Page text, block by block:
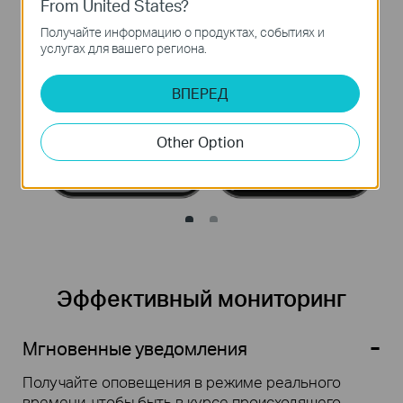
Эффективный мониторинг
Мгновенные уведомления -
Получайте оповещения в режиме реального
From United States?
Получайте информацию о продуктах, событиях и
услугах для вашего региона.
ВПЕРЕД
Other Option